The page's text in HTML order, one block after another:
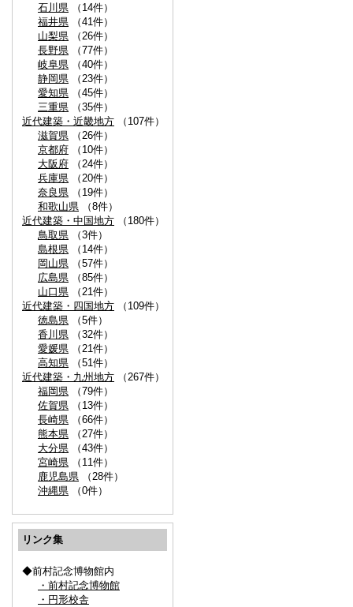
石川県 （14件）
福井県 （41件）
山梨県 （26件）
長野県 （77件）
岐阜県 （40件）
静岡県 （23件）
愛知県 （45件）
三重県 （35件）
近代建築・近畿地方 （107件）
滋賀県 （26件）
京都府 （10件）
大阪府 （24件）
兵庫県 （20件）
奈良県 （19件）
和歌山県 （8件）
近代建築・中国地方 （180件）
鳥取県 （3件）
島根県 （14件）
岡山県 （57件）
広島県 （85件）
山口県 （21件）
近代建築・四国地方 （109件）
徳島県 （5件）
香川県 （32件）
愛媛県 （21件）
高知県 （51件）
近代建築・九州地方 （267件）
福岡県 （79件）
佐賀県 （13件）
長崎県 （66件）
熊本県 （27件）
大分県 （43件）
宮崎県 （11件）
鹿児島県 （28件）
沖縄県 （0件）
リンク集
◆前村記念博物館内
・前村記念博物館
・円形校舎